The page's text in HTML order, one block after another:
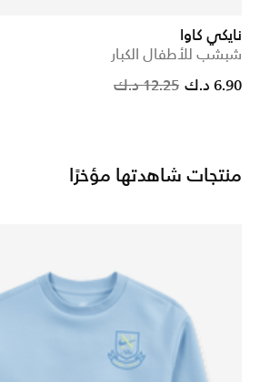
نايكي كاوا
شبشب للأطفال الكبار
12.25 د.ك 6.90 د.ك
منتجات شاهدتها مؤخرًا